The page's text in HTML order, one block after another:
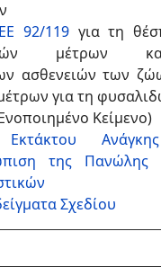
92/119για τη
μέτρων
ασθενειών των
για τη
Κείμενο)
Εκτάκτου
της
Σχεδίου